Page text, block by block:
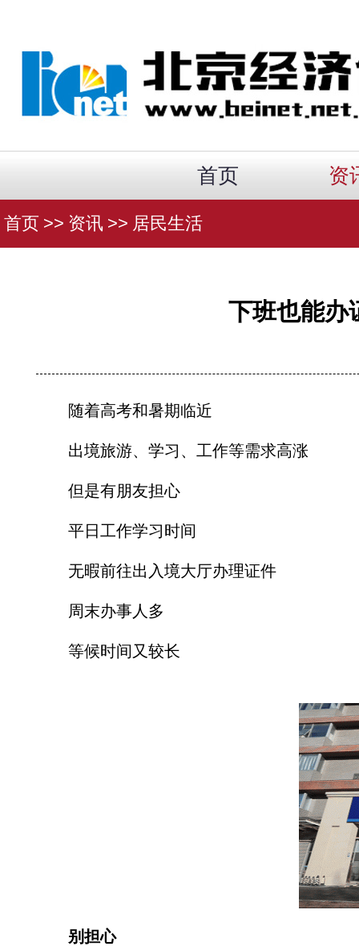
首页 资
首页 >> 资讯 >> 居民生活
下班也能办
随着高考和暑期临近
出境旅游、学习、工作等需求高涨
但是有朋友担心
平日工作学习时间
无暇前往出入境大厅办理证件
周末办事人多
等候时间又较长
别担心